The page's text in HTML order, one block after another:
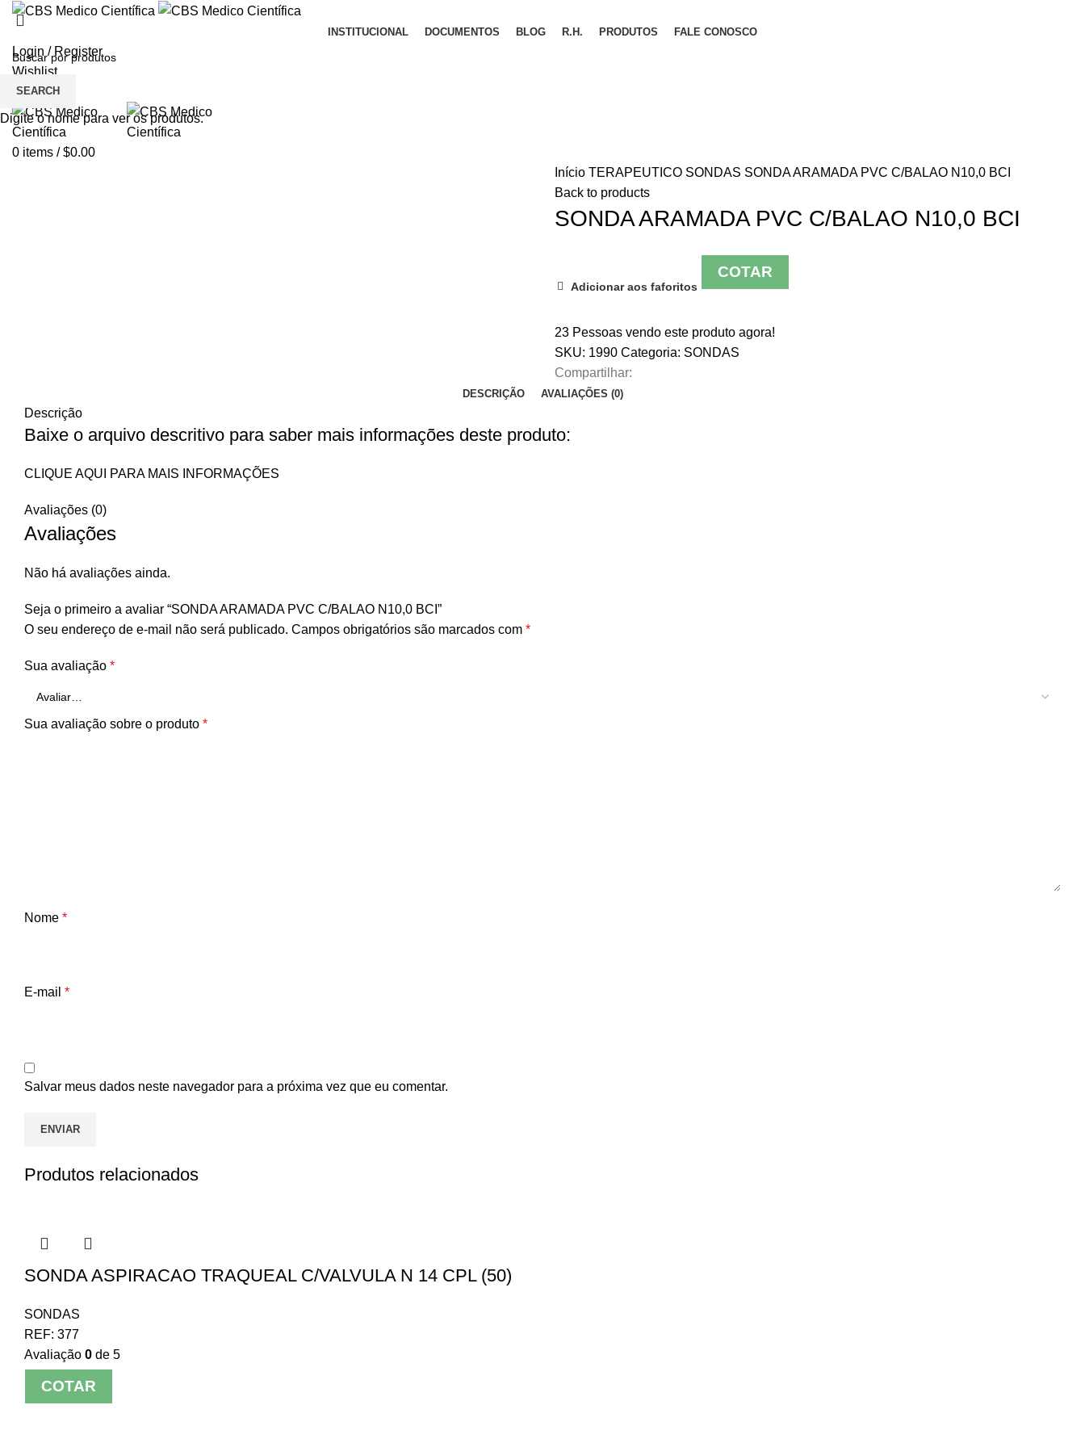
INSTITUCIONAL DOCUMENTOS BLOG R.H. PRODUTOS FALE CONOSCO
Login / Register
Wishlist
Menu
0 items / $0.00
Início TERAPEUTICO SONDAS SONDA ARAMADA PVC C/BALAO N10,0 BCI
Back to products
SONDA ARAMADA PVC C/BALAO N10,0 BCI
Adicionar aos faforitos
COTAR
23 Pessoas vendo este produto agora!
SKU: 1990 Categoria: SONDAS
Compartilhar:
DESCRIÇÃO AVALIAÇÕES (0)
Descrição
Baixe o arquivo descritivo para saber mais informações deste produto:
CLIQUE AQUI PARA MAIS INFORMAÇÕES
Avaliações (0)
Avaliações
Não há avaliações ainda.
Seja o primeiro a avaliar “SONDA ARAMADA PVC C/BALAO N10,0 BCI”
O seu endereço de e-mail não será publicado. Campos obrigatórios são marcados com *
Sua avaliação *
Sua avaliação sobre o produto *
Nome *
E-mail *
Salvar meus dados neste navegador para a próxima vez que eu comentar.
Produtos relacionados
SONDA ASPIRACAO TRAQUEAL C/VALVULA N 14 CPL (50)
SONDAS
REF: 377
Avaliação 0 de 5
COTAR
SEARCH
Digite o nome para ver os produtos.